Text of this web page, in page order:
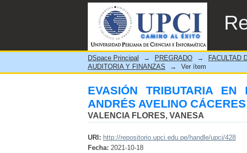
EVASIÓN TRIBUTARIA EN
DORREGARAY – 2018
DSpace Principal → PREGRADO → FACULTAD
AUDITORIA Y FINANZAS
→ Ver ítem
EVASIÓN TRIBUTARIA EN
ANDRÉS AVELINO
VALENCIA FLORES, VANESA
URI: http://repositorio.upci.edu.pe/handle/upci/428
Fecha: 2021-10-18